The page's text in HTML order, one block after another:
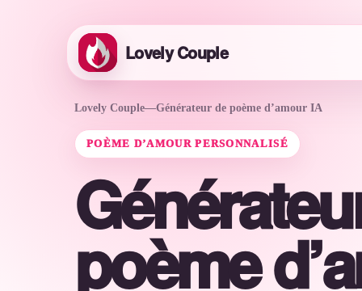
Lovely Couple
Lovely Couple—Générateur de poème d’amour IA
POÈME D’AMOUR PERSONNALISÉ
poème